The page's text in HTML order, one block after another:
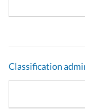
Classification